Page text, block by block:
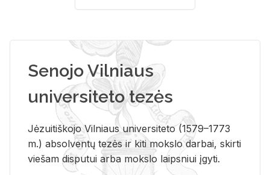
Senojo Vilniaus
universiteto tezės
Jėzuitiškojo Vilniaus universiteto (1579–1773
m.) absolventų tezės ir kiti mokslo darbai, skirti
viešam disputui arba mokslo laipsniui įgyti.